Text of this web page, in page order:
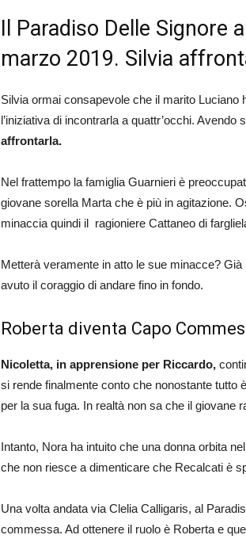
Il Paradiso Delle Signore
marzo 2019. Silvia
Silvia ormai consapevole che il marito
l’iniziativa di incontrarla a quattr’occhi. Avendo
affrontarla.
Nel frattempo la famiglia Guarnieri è
giovane sorella Marta che è più in agitazione.
minaccia quindi il ragioniere Cattaneo di
Metterà veramente in atto le sue minacce?
avuto il coraggio di andare fino in fondo.
Roberta diventa Capo
Nicoletta, in apprensione per Riccardo,
si rende finalmente conto che nonostante tutto
per la sua fuga. In realtà non sa che il giovane
Intanto, Nora ha intuito che una donna orbita
che non riesce a dimenticare che Recalcati è
Una volta andata via Clelia Calligaris, al
commessa. Ad ottenere il ruolo è Roberta e